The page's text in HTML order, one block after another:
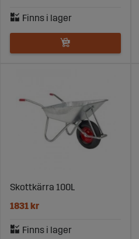
Skottkärra 100L
1831 kr